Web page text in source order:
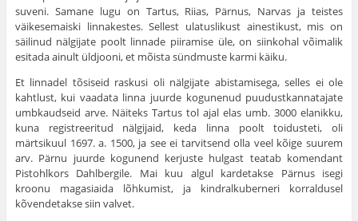
suveni. Samane lugu on Tartus, Riias, Pärnus, Narvas ja teistes
väikesemaiski linnakestes. Sellest ulatuslikust ainestikust, mis on
säilinud nälgijate poolt linnade piiramise üle, on siinkohal võimalik
esitada ainult üldjooni, et mõista sündmuste karmi käiku.
Et linnadel tõsiseid raskusi oli nälgijate abistamisega, selles ei ole
kahtlust, kui vaadata linna juurde kogunenud puudustkannatajate
umbkaudseid arve. Näiteks Tartus tol ajal elas umb. 3000 elanikku,
kuna registreeritud nälgijaid, keda linna poolt toidusteti, oli
märtsikuul 1697. a. 1500, ja see ei tarvitsend olla veel kõige suurem
arv. Pärnu juurde kogunend kerjuste hulgast teatab komendant
Pistohlkors Dahlbergile. Mai kuu algul kardetakse Pärnus isegi
kroonu magasiaida lõhkumist, ja kindralkuberneri korraldusel
kõvendetakse siin valvet.